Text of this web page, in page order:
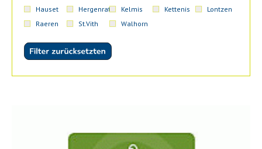
Hauset
Hergenrath Kelmis Kettenis
Lontzen
Raeren
St.Vith Walhorn